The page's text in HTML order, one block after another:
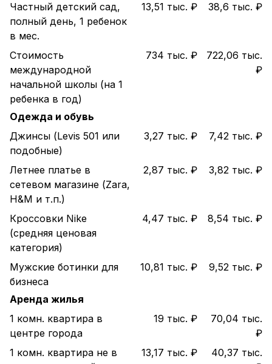
Частный детский сад,
полный день, 1 ребенок
в мес.
13,51 тыс. ₽ 38,6 тыс. ₽
Стоимость
международной
начальной школы (на 1
ребенка в год)
734 тыс. ₽
722,06 тыс.
₽
Одежда и обувь
Джинсы (Levis 501 или
подобные)
3,27 тыс. ₽ 7,42 тыс. ₽
Летнее платье в
сетевом магазине (Zara,
H&M и т.п.)
2,87 тыс. ₽ 3,82 тыс. ₽
Кроссовки Nike
(средняя ценовая
категория)
4,47 тыс. ₽ 8,54 тыс. ₽
Мужские ботинки для
бизнеса
10,81 тыс. ₽ 9,52 тыс. ₽
Аренда жилья
1 комн. квартира в
центре города
19 тыс. ₽
70,04 тыс.
₽
1 комн. квартира не в
13,17 тыс. ₽
40,37 тыс.